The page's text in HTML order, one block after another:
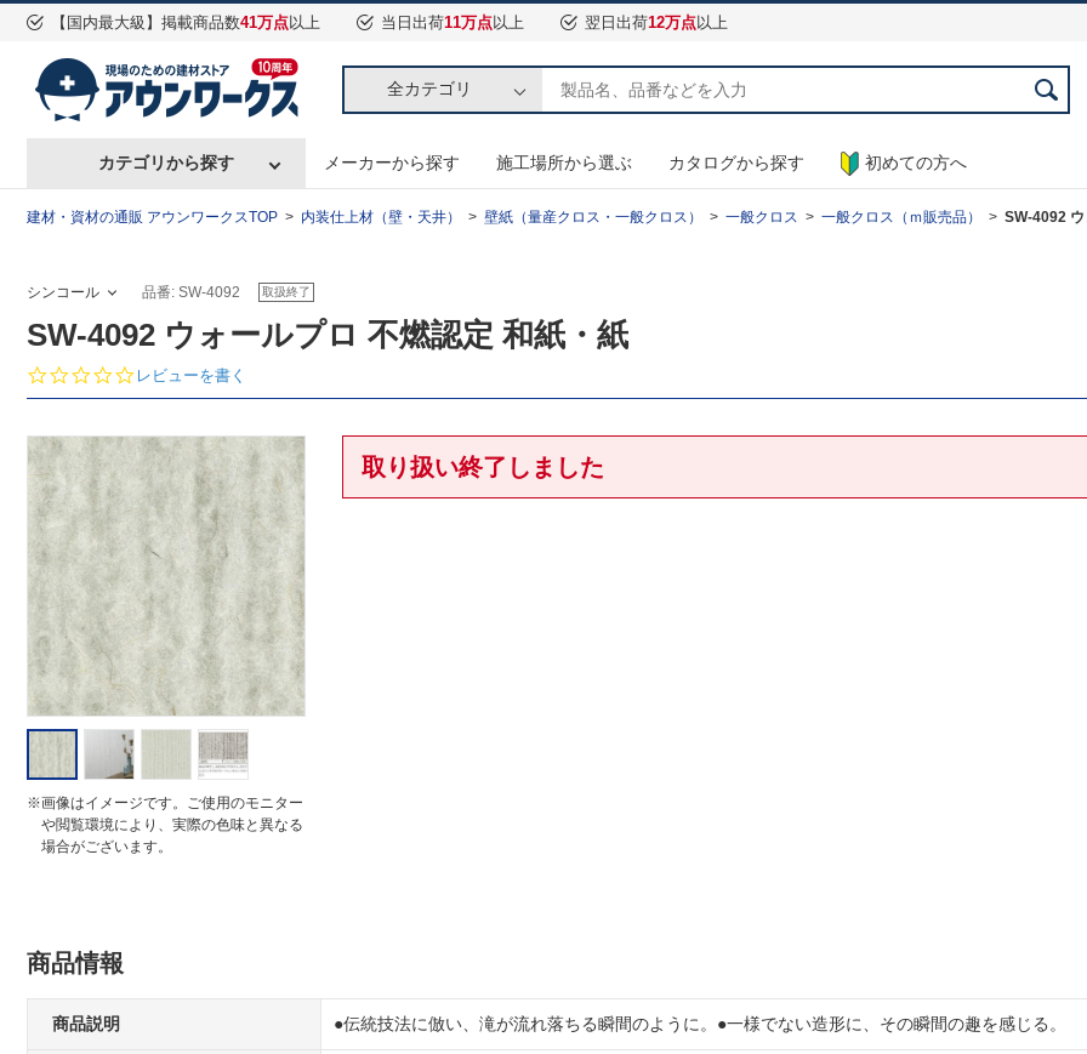
【国内最大級】掲載商品数41万点以上 当日出荷11万点以上 翌日出荷12万点以上
全カテゴリ
カテゴリから探す メーカーから探す 施工場所から選ぶ カタログから探す 初めての方へ
建材・資材の通販 アウンワークスTOP 内装仕上材（壁・天井） 壁紙（量産クロス・一般クロス） 一般クロス 一般クロス（ｍ販売品） SW-4092
シンコール 品番: SW-4092 取扱終了
SW-4092 ウォールプロ 不燃認定 和紙・紙
0.
0
t
a
r
t
n
g
レビューを書く
※画像はイメージです。ご使用のモニター
や閲覧環境により、実際の色味と異なる
場合がございます。
取り扱い終了しました
商品情報
商品説明 ●伝統技法に倣い、滝が流れ落ちる瞬間のように。●一様でない造形に、その瞬間の趣を感じる。